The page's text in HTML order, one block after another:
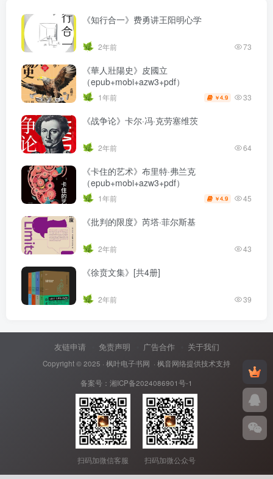
《知行合一》费勇讲王阳明心学
2年前 73
《華人壯陽史》皮國立
（epub+mobi+azw3+pdf）
1年前 ￥4.9 33
《战争论》卡尔·冯·克劳塞维茨
2年前 64
《卡住的艺术》布里特·弗兰克
（epub+mobi+azw3+pdf）
1年前 ￥4.9 45
《批判的限度》芮塔·菲尔斯基
2年前 43
《徐贲文集》[共4册]
2年前 39
友链申请 免责声明 广告合作 关于我们
Copyright © 2025 · 枫叶电子书网 · 枫音网络提供技术支持
备案号： 湘ICP备2024086901号-1
扫码加微信客服 扫码加微公众号